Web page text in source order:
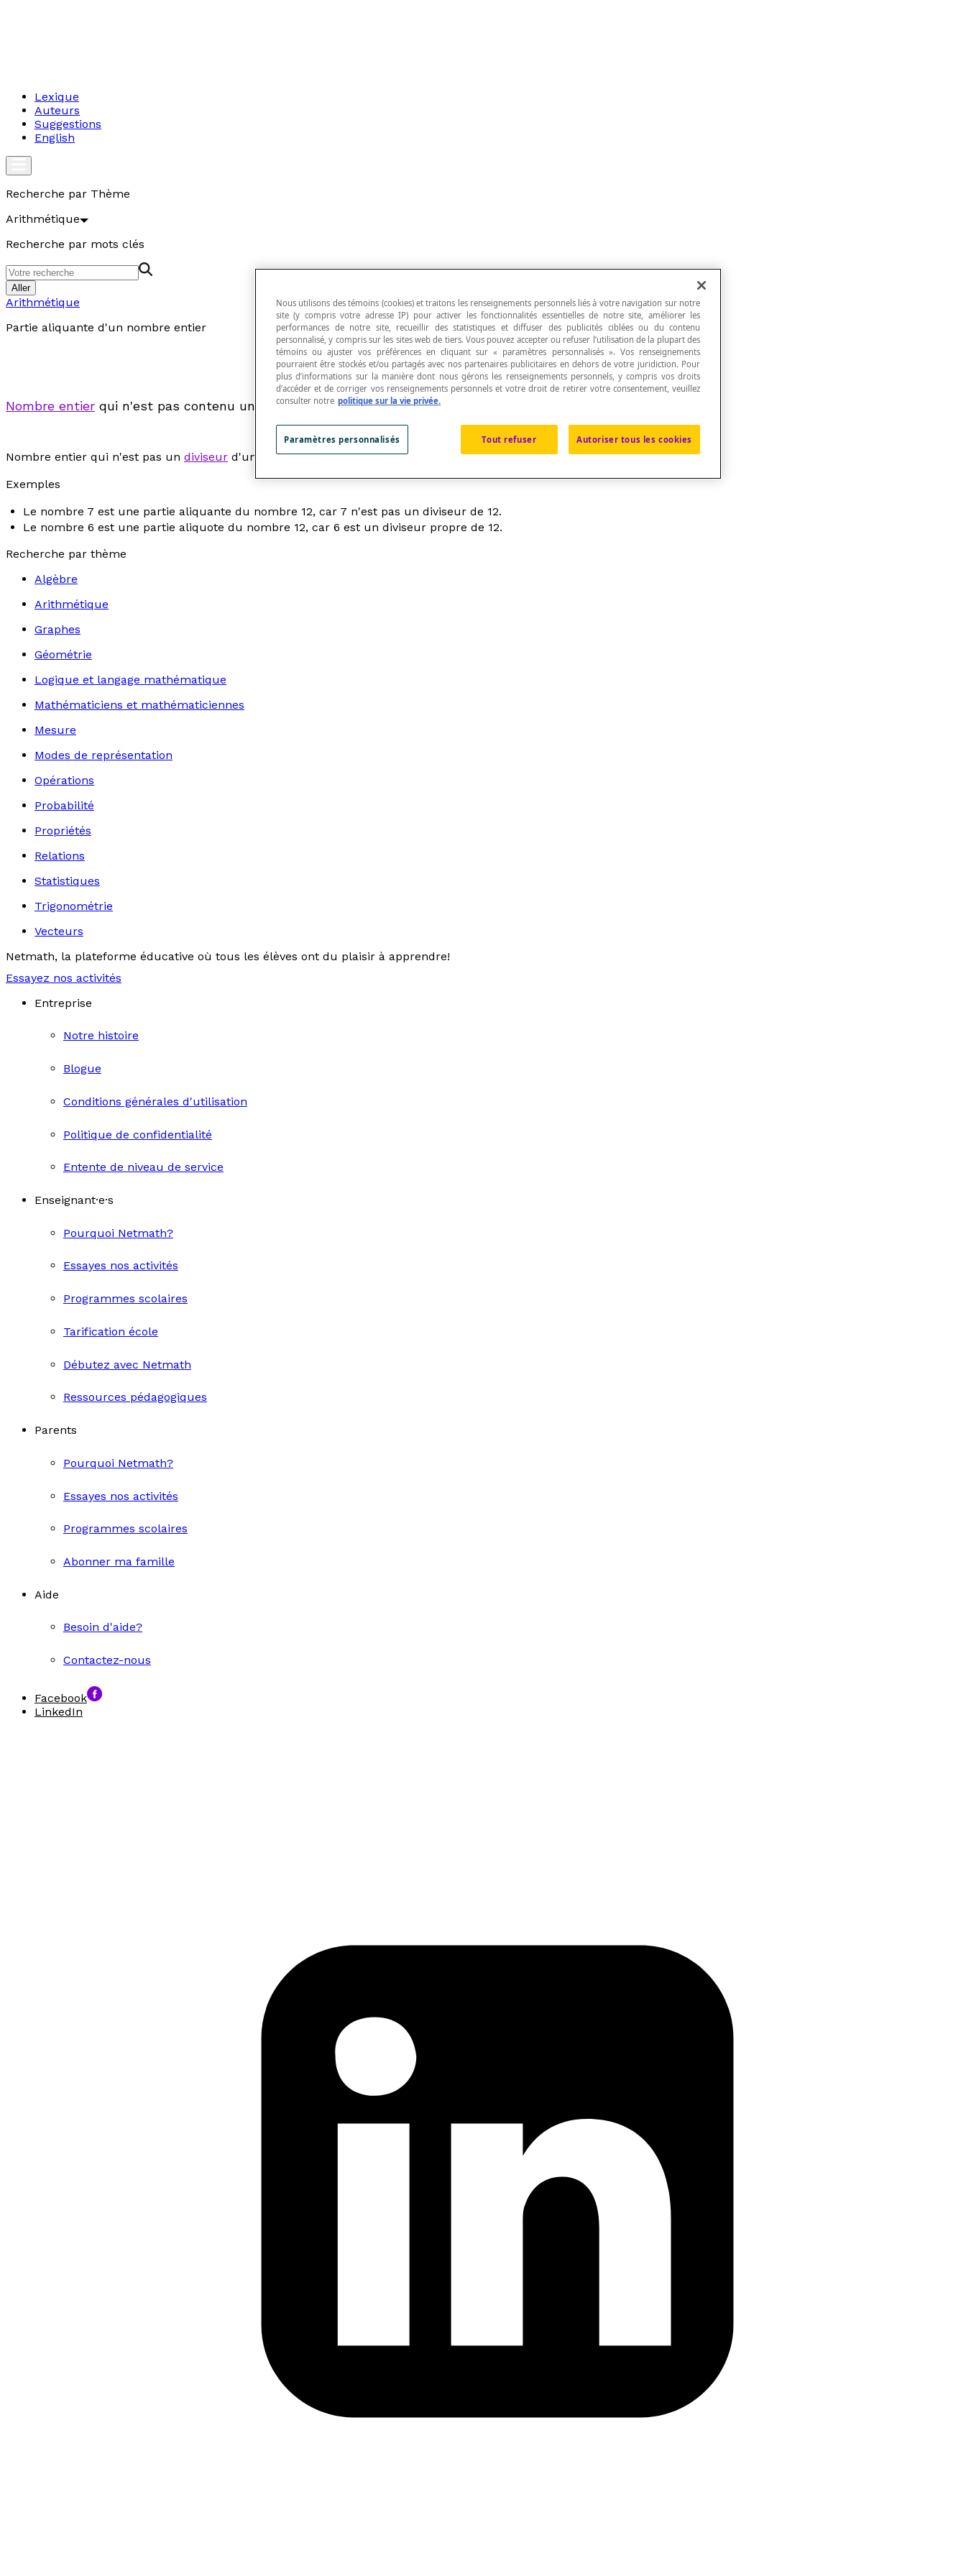
Lexique
Auteurs
Suggestions
English
Recherche par Thème
Arithmétique
Recherche par mots clés
Aller
Arithmétique
Partie aliquante d'un nombre entier
Nombre entier qui n'est pas contenu un nombre exact de fois dans un autre nombre entier.
Nombre entier qui n'est pas un diviseur d'un autre nombre entier.
Exemples
Le nombre 7 est une partie aliquante du nombre 12, car 7 n'est pas un diviseur de 12.
Le nombre 6 est une partie aliquote du nombre 12, car 6 est un diviseur propre de 12.
Recherche par thème
Algèbre
Arithmétique
Graphes
Géométrie
Logique et langage mathématique
Mathématiciens et mathématiciennes
Mesure
Modes de représentation
Opérations
Probabilité
Propriétés
Relations
Statistiques
Trigonométrie
Vecteurs
Netmath, la plateforme éducative où tous les élèves ont du plaisir à apprendre!
Essayez nos activités
Entreprise
Notre histoire
Blogue
Conditions générales d'utilisation
Politique de confidentialité
Entente de niveau de service
Enseignant·e·s
Pourquoi Netmath?
Essayes nos activités
Programmes scolaires
Tarification école
Débutez avec Netmath
Ressources pédagogiques
Parents
Pourquoi Netmath?
Essayes nos activités
Programmes scolaires
Abonner ma famille
Aide
Besoin d'aide?
Contactez-nous
Facebook
LinkedIn
Nous utilisons des témoins (cookies) et traitons les renseignements personnels liés à votre navigation sur notre
site (y compris votre adresse IP) pour activer les fonctionnalités essentielles de notre site, améliorer les
performances de notre site, recueillir des statistiques et diffuser des publicités ciblées ou du contenu
personnalisé, y compris sur les sites web de tiers. Vous pouvez accepter ou refuser l’utilisation de la plupart des
témoins ou ajuster vos préférences en cliquant sur « paramètres personnalisés ». Vos renseignements
pourraient être stockés et/ou partagés avec nos partenaires publicitaires en dehors de votre juridiction. Pour
plus d’informations sur la manière dont nous gérons les renseignements personnels, y compris vos droits
d’accéder et de corriger vos renseignements personnels et votre droit de retirer votre consentement, veuillez
consulter notre politique sur la vie privée.
Tout refuser Autoriser tous les cookies
Paramètres personnalisés